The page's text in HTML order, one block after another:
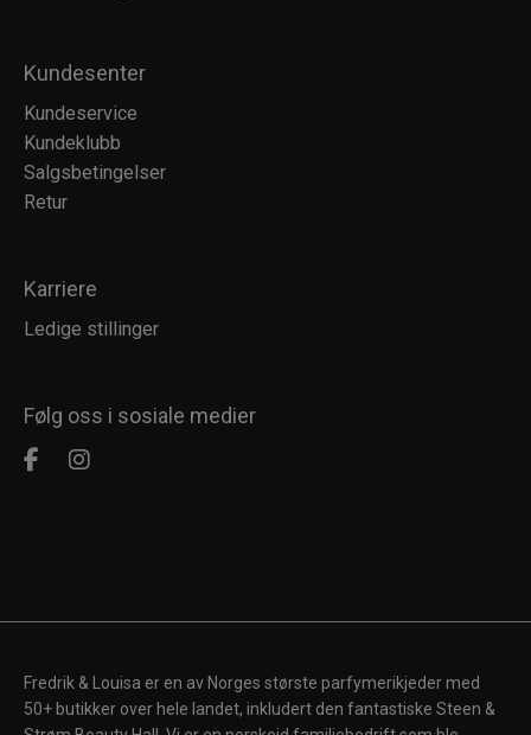
Kundesenter
Kundeservice
Kundeklubb
Salgsbetingelser
Retur
Karriere
Ledige stillinger
Følg oss i sosiale medier
Fredrik & Louisa er en av Norges største parfymerikjeder med
50+ butikker over hele landet, inkludert den fantastiske Steen &